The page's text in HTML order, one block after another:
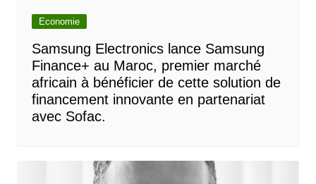
Economie
Samsung Electronics lance Samsung
Finance+ au Maroc, premier marché
africain à bénéficier de cette solution de
financement innovante en partenariat
avec Sofac.